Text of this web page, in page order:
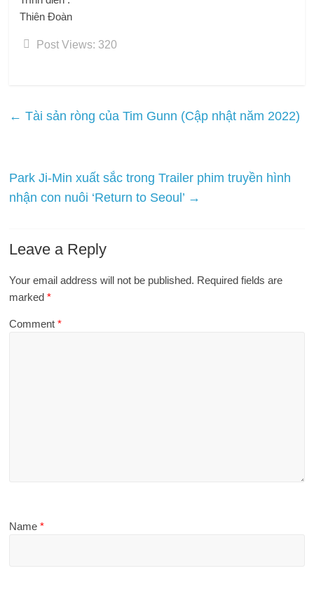
Thiên Đoàn
Post Views: 320
← Tài sản ròng của Tim Gunn (Cập nhật năm 2022)
Park Ji-Min xuất sắc trong Trailer phim truyền hình
nhận con nuôi ‘Return to Seoul’ →
Leave a Reply
Your email address will not be published. Required fields are
marked*
Comment*
Name*